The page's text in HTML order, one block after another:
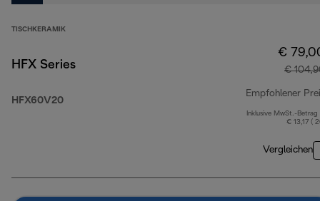
TISCHKERAMIK
HFX Series
HFX60V20
€
€
Empfohlener
Inklusive MwSt.-Betrag
€ 13,17 (
Vergleichen